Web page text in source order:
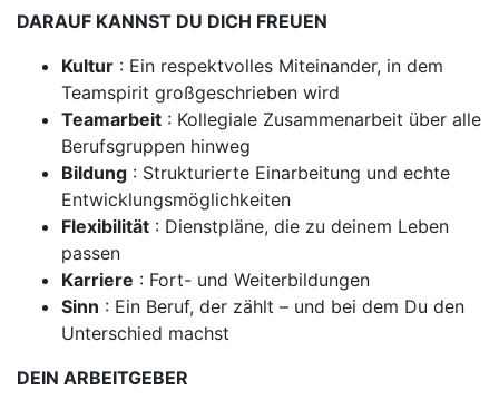
DARAUF KANNST DU DICH FREUEN
Kultur : Ein respektvolles Miteinander, in dem
Teamspirit großgeschrieben wird
Teamarbeit : Kollegiale Zusammenarbeit über alle
Berufsgruppen hinweg
Bildung : Strukturierte Einarbeitung und echte
Entwicklungsmöglichkeiten
Flexibilität : Dienstpläne, die zu deinem Leben
passen
Karriere : Fort- und Weiterbildungen
Sinn : Ein Beruf, der zählt – und bei dem Du den
Unterschied machst
DEIN ARBEITGEBER